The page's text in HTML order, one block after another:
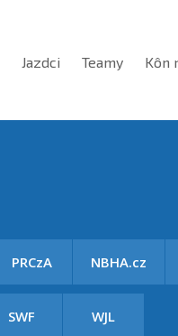
Jazdci Teamy Kôn
PRCzA NBHA.cz
SWF WJL